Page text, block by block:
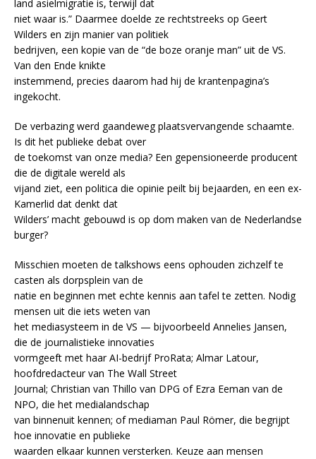
land asielmigratie is, terwijl dat
niet waar is.” Daarmee doelde ze rechtstreeks op Geert
Wilders en zijn manier van politiek
bedrijven, een kopie van de “de boze oranje man” uit de VS.
Van den Ende knikte
instemmend, precies daarom had hij de krantenpagina’s
ingekocht.
De verbazing werd gaandeweg plaatsvervangende schaamte.
Is dit het publieke debat over
de toekomst van onze media? Een gepensioneerde producent
die de digitale wereld als
vijand ziet, een politica die opinie peilt bij bejaarden, en een ex-
Kamerlid dat denkt dat
Wilders’ macht gebouwd is op dom maken van de Nederlandse
burger?
Misschien moeten de talkshows eens ophouden zichzelf te
casten als dorpsplein van de
natie en beginnen met echte kennis aan tafel te zetten. Nodig
mensen uit die iets weten van
het mediasysteem in de VS — bijvoorbeeld Annelies Jansen,
die de journalistieke innovaties
vormgeeft met haar AI-bedrijf ProRata; Almar Latour,
hoofdredacteur van The Wall Street
Journal; Christian van Thillo van DPG of Ezra Eeman van de
NPO, die het medialandschap
van binnenuit kennen; of mediaman Paul Römer, die begrijpt
hoe innovatie en publieke
waarden elkaar kunnen versterken. Keuze aan mensen